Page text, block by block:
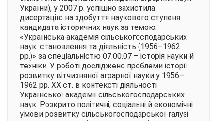
України), у 2007 р. успішно захистила
дисертацію на здобуття наукового ступеня
кандидата історичних наук за темою:
«Українська академія сільськогосподарських
наук: становлення та діяльність (1956–1962
рр.)» за спеціальністю 07.00.07 – історія науки й
техніки. У роботі досліджено проблеми історії
розвитку вітчизняної аграрної науки у 1956–
1962 рр. ХХ ст. в контексті діяльності
Української академії сільськогосподарських
наук. Розкрито політичні, соціальні й економічні
умови розвитку сільськогосподарської галузі